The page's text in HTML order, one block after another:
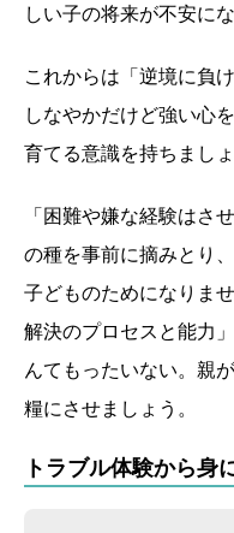
しい子の将来が不安に
これからは「逆境に負
しなやかだけど強い心
育てる意識を持ちましょ
「困難や嫌な経験はさ
の種を事前に摘みとり
子どものためになりま
解決のプロセスと能力
んてもったいない。親
糧にさせましょう。
トラブル体験から身